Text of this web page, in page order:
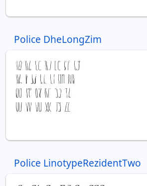
Police DheLongZim
Police LinotypeRezidentTwo